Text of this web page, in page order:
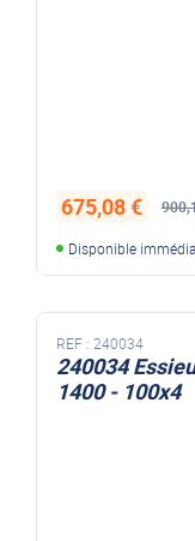
675,08 €
Disponible
REF : 240034
240034
1400 - 100x4